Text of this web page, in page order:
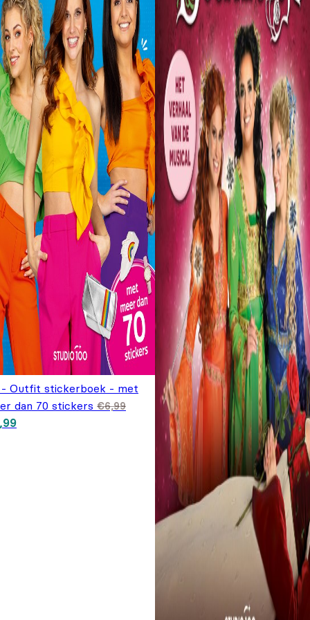
- Outfit stickerboek - met
dan 70 stickers €6,99
prijs was:
Huidige prijs is: €4,99.